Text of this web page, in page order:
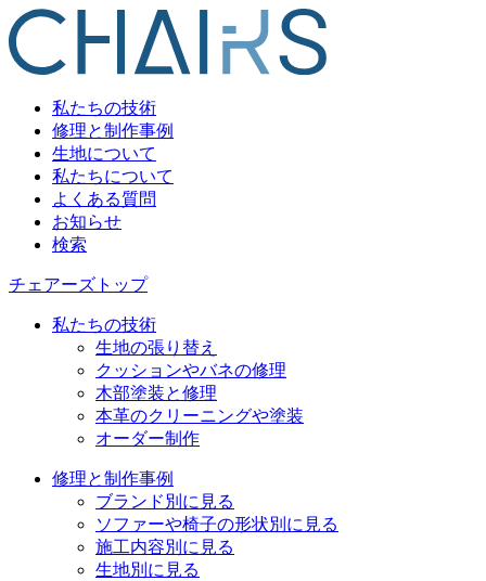
私たちの技術
修理と制作事例
生地について
私たちについて
よくある質問
お知らせ
検索
チェアーズトップ
私たちの技術
生地の張り替え
クッションやバネの修理
木部塗装と修理
本革のクリーニングや塗装
オーダー制作
修理と制作事例
ブランド別に見る
ソファーや椅子の形状別に見る
施工内容別に見る
生地別に見る